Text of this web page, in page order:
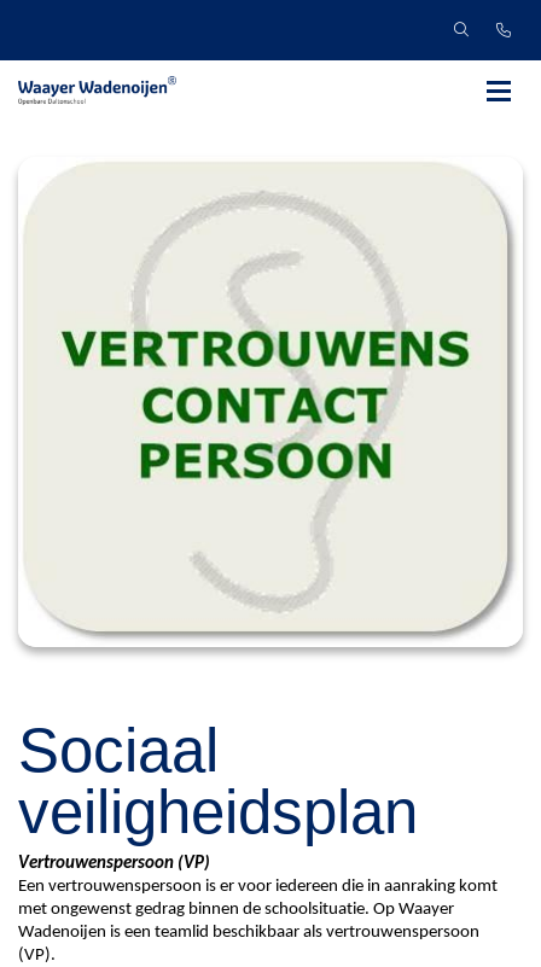
Sociaal
veiligheidsplan
Vertrouwenspersoon (VP)
Een vertrouwenspersoon is er voor iedereen die in aanraking komt
met ongewenst gedrag binnen de schoolsituatie. Op Waayer
Wadenoijen is een teamlid beschikbaar als vertrouwenspersoon
(VP).